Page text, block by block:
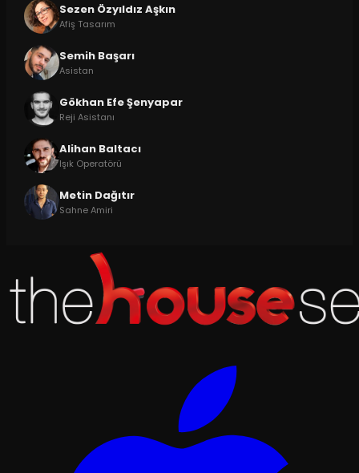
Sezen Özyıldız Aşkın
Afiş Tasarım
Semih Başarı
Asistan
Gökhan Efe Şenyapar
Reji Asistanı
Alihan Baltacı
Işık Operatörü
Metin Dağıtır
Sahne Amiri